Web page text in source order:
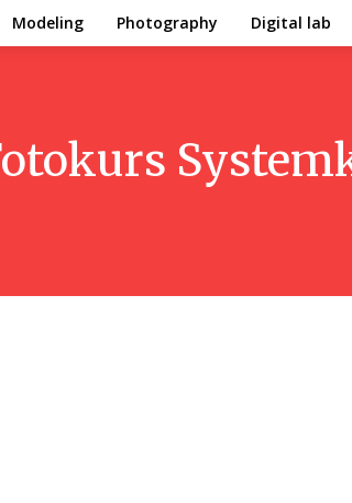
Modeling Photography Digital lab